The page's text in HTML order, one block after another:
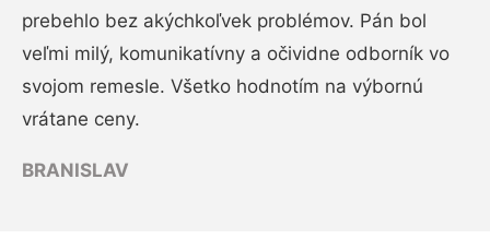
prebehlo bez akýchkoľvek problémov. Pán bol
veľmi milý, komunikatívny a očividne odborník vo
svojom remesle. Všetko hodnotím na výbornú
vrátane ceny.
BRANISLAV